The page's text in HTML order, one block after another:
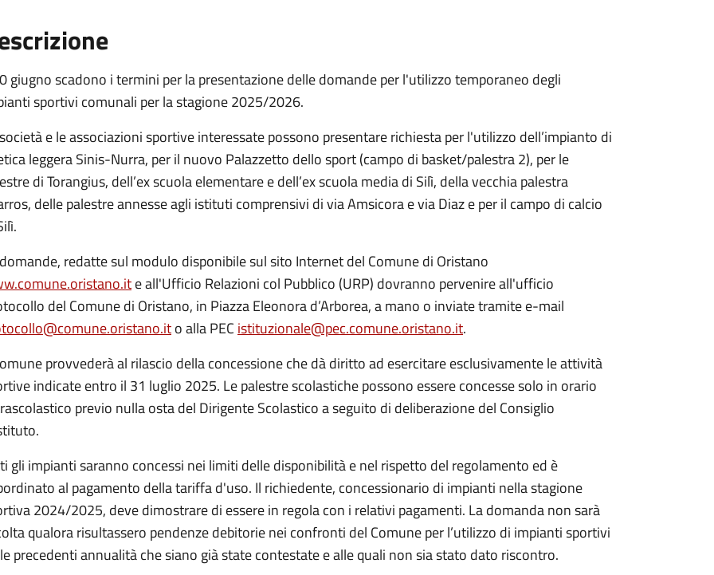
giugno scadono i termini per la presentazione delle domande per l'utilizzo temporaneo degli
sportivi comunali per la stagione 2025/2026.
e le associazioni sportive interessate possono presentare richiesta per l'utilizzo dell’impianto di
leggera Sinis-Nurra, per il nuovo Palazzetto dello sport (campo di basket/palestra 2), per le
di Torangius, dell’ex scuola elementare e dell’ex scuola media di Silì, della vecchia palestra
delle palestre annesse agli istituti comprensivi di via Amsicora e via Diaz e per il campo di calcio
redatte sul modulo disponibile sul sito Internet del Comune di Oristano
e all'Ufficio Relazioni col Pubblico (URP) dovranno pervenire all'ufficio
del Comune di Oristano, in Piazza Eleonora d’Arborea, a mano o inviate tramite e-mail
o alla PEC istituzionale@pec.comune.oristano.it.
provvederà al rilascio della concessione che dà diritto ad esercitare esclusivamente le attività
indicate entro il 31 luglio 2025. Le palestre scolastiche possono essere concesse solo in orario
previo nulla osta del Dirigente Scolastico a seguito di deliberazione del Consiglio
gli impianti saranno concessi nei limiti delle disponibilità e nel rispetto del regolamento ed è
al pagamento della tariffa d'uso. Il richiedente, concessionario di impianti nella stagione
2024/2025, deve dimostrare di essere in regola con i relativi pagamenti. La domanda non sarà
qualora risultassero pendenze debitorie nei confronti del Comune per l’utilizzo di impianti sportivi
precedenti annualità che siano già state contestate e alle quali non sia stato dato riscontro.